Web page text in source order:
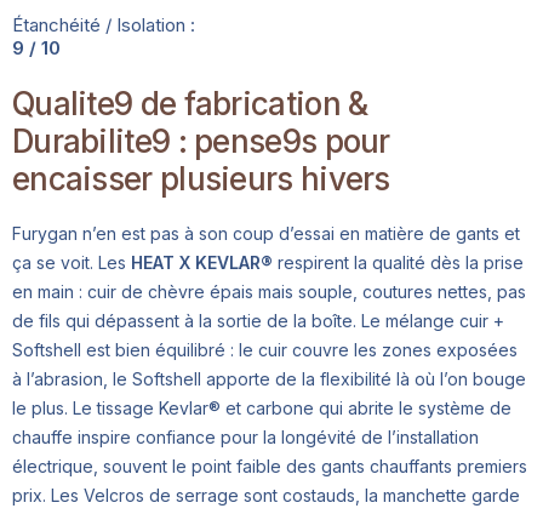
Étanchéité / Isolation :
9 / 10
Qualite9 de fabrication &
Durabilite9 : pense9s pour
encaisser plusieurs hivers
Furygan n’en est pas à son coup d’essai en matière de gants et
ça se voit. Les HEAT X KEVLAR® respirent la qualité dès la prise
en main : cuir de chèvre épais mais souple, coutures nettes, pas
de fils qui dépassent à la sortie de la boîte. Le mélange cuir +
Softshell est bien équilibré : le cuir couvre les zones exposées
à l’abrasion, le Softshell apporte de la flexibilité là où l’on bouge
le plus. Le tissage Kevlar® et carbone qui abrite le système de
chauffe inspire confiance pour la longévité de l’installation
électrique, souvent le point faible des gants chauffants premiers
prix. Les Velcros de serrage sont costauds, la manchette garde